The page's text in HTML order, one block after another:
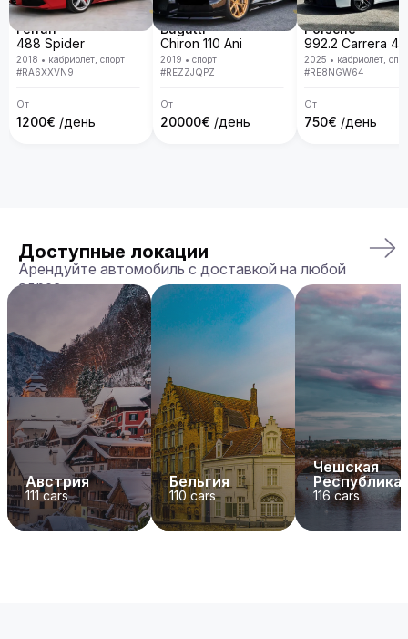
Ferrari
488 Spider
2018 • кабриолет, спорт
#RA6XXVN9
От
1200€ /день
Bugatti
Chiron 110 Ani
2019 • спорт
#REZZJQPZ
От
20000€ /день
Porsche
2025 • кабриолет,
#RE8NGW64
От
750€ /день
Доступные локации
Арендуйте автомобиль с доставкой на любой
адрес
Австрия
111cars
Бельгия
110 cars
Чешская
Республика
116cars